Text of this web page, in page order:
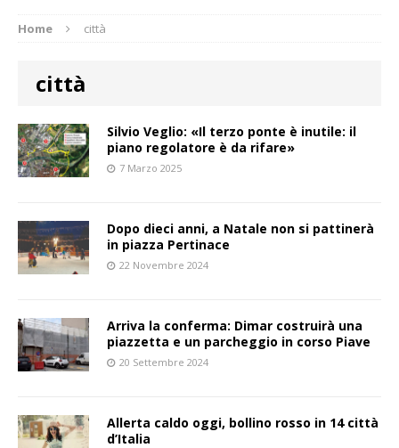
Home città
città
Silvio Veglio: «Il terzo ponte è inutile: il
piano regolatore è da rifare»
7 Marzo 2025
Dopo dieci anni, a Natale non si pattinerà
in piazza Pertinace
22 Novembre 2024
Arriva la conferma: Dimar costruirà una
piazzetta e un parcheggio in corso Piave
20 Settembre 2024
Allerta caldo oggi, bollino rosso in 14 città
d’Italia